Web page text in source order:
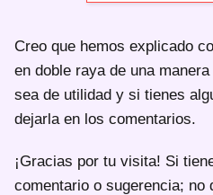
Creo que hemos explicado
en doble raya de una
sea de utilidad y si tienes
dejarla en los comentarios.
¡Gracias por tu visita! Si
comentario o sugerencia; no